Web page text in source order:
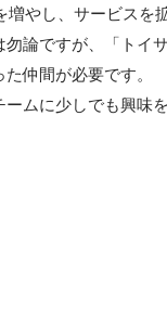
増やし、サービス
論ですが、「トイ
仲間が必要です。
ームに少しでも興